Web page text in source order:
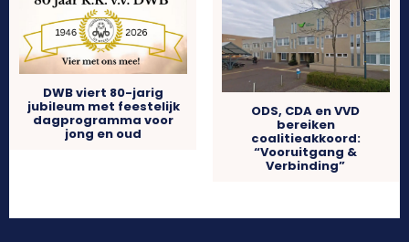
DWB viert 80-jarig
jubileum met feestelijk
dagprogramma voor
jong en oud
ODS, CDA en VVD
bereiken
coalitieakkoord:
“Vooruitgang &
Verbinding”